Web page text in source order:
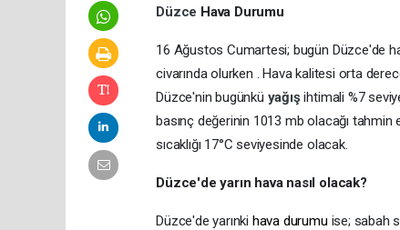
Düzce Hava Durumu
16 Ağustos Cumartesi; bugün Düzce'de
civarında olurken . Hava kalitesi orta
Düzce'nin bugünkü yağışihtimali %7
basınç değerinin 1013 mb olacağı
sıcaklığı 17°C seviyesinde olacak.
Düzce'de yarın hava nasıl olacak?
Düzce'de yarınki hava durumu ise; sabah